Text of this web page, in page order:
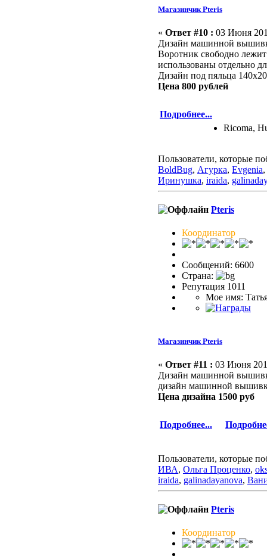
Магазинчик Pteris
« Ответ #10 : 03 Июня
Дизайн машинной
Воротник свободно
использованы отдельно
Дизайн под пяльца
Цена 800 рублей
Подробнее...
Ricoma,
Пользователи, которые
BoldBug, Агурка, Evgenia,
Иринушка, iraida,
Pteris
Координатор
Сообщений: 6600
Страна:
Репутация 1011
Мое имя:
Магазинчик Pteris
« Ответ #11 : 03 Июня
Дизайн машинной
дизайн машинной
Цена дизайна 1500 руб
Подробнее...
Пользователи, которые
ИВА, Ольга Проценко,
iraida, galinadayanova,
Pteris
Координатор